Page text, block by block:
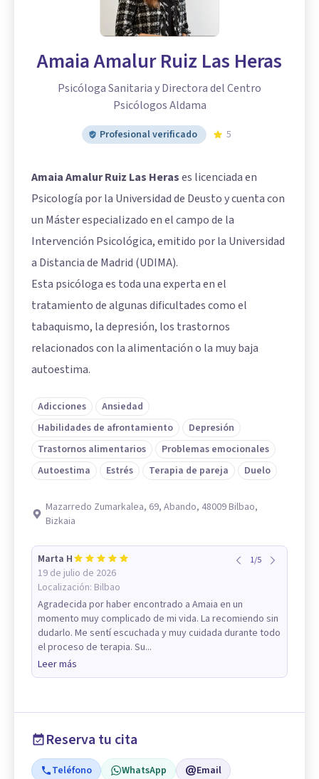
Amaia Amalur Ruiz Las Heras
Psicóloga Sanitaria y Directora del Centro
Psicólogos Aldama
Profesional verificado 5
Amaia Amalur Ruiz Las Herases licenciada en
Psicología por la Universidad de Deusto y cuenta con
un Máster especializado en el campo de la
Intervención Psicológica, emitido por la Universidad
a Distancia de Madrid (UDIMA).
Esta psicóloga es toda una experta en el
tratamiento de algunas dificultades como el
tabaquismo, la depresión, los trastornos
relacionados con la alimentación o la muy baja
autoestima.
Adicciones
Ansiedad
Habilidades de afrontamiento
Depresión
Trastornos alimentarios
Problemas emocionales
Autoestima
Estrés Terapia de pareja Duelo
Mazarredo Zumarkalea, 69, Abando, 48009 Bilbao,
Bizkaia
Marta H
19 de julio de 2026
Localización: Bilbao
1/5
Agradecida por haber encontrado a Amaia en un
momento muy complicado de mi vida. La recomiendo sin
dudarlo. Me sentí escuchada y muy cuidada durante todo
el proceso de terapia. Su...
Leer más
Reserva tu cita
Teléfono WhatsApp Email